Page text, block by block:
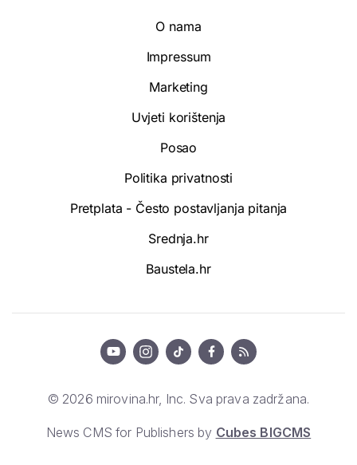
O nama
Impressum
Marketing
Uvjeti korištenja
Posao
Politika privatnosti
Pretplata - Često postavljanja pitanja
Srednja.hr
Baustela.hr
© 2026 mirovina.hr, Inc. Sva prava zadržana.
News CMS for Publishers by Cubes BIGCMS